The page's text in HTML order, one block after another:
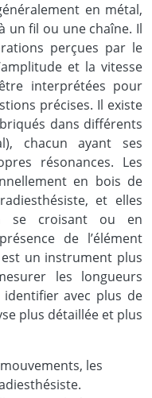
en métal,
un fil ou une chaîne. Il
perçues par le
et la vitesse
interprétées pour
précises. Il existe
dans différents
chacun ayant ses
résonances. Les
en bois de
et elles
se croisant ou en
de l’élément
est un instrument plus
les longueurs
avec plus de
plus détaillée et plus
les